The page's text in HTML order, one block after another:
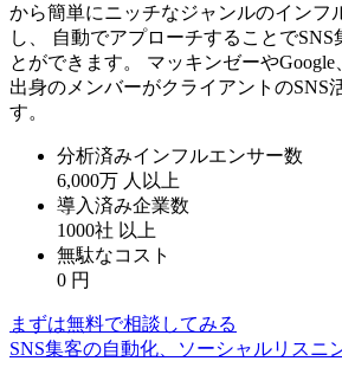
から簡単にニッチなジャンルのインフ
し、 自動でアプローチすることでSNS
とができます。 マッキンゼーや
出身のメンバーがクライアントのSNS
す。
分析済みインフルエンサー数
6,000万 人以上
導入済み企業数
1000社 以上
無駄なコスト
0 円
まずは無料で相談してみる
SNS集客の自動化、ソーシャルリスニ